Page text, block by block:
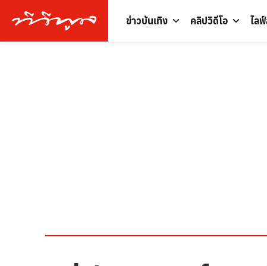
ข่าวบันเทิง คลิปวิดีโอ ไล